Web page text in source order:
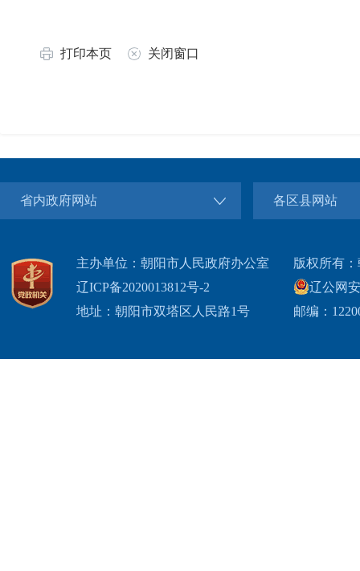
打印本页 关闭窗口
省内政府网站 各区县网站
主办单位：朝阳市人民政府办公室
辽ICP备2020013812号-2
地址：朝阳市双塔区人民路1号
版权所有
辽公网
邮编：